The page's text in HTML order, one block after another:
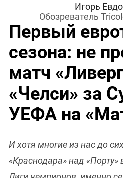
Игорь
Обозреватель
Первый
сезона: не
матч
«Челси» за
УЕФА на
И хотя многие из нас до
«Краснодара» над «Порту»